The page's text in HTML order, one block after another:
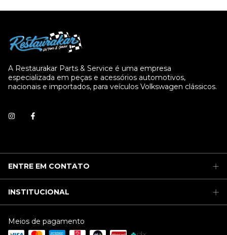
A Restaurakar Parts & Service é uma empresa
especializada em peças e acessórios automotivos,
nacionais e importados, para veículos Volkswagen clássicos.
ENTRE EM CONTATO
INSTITUCIONAL
Meios de pagamento